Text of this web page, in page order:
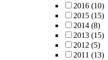
2016 (10)
2015 (15)
2014 (8)
2013 (15)
2012 (5)
2011 (13)